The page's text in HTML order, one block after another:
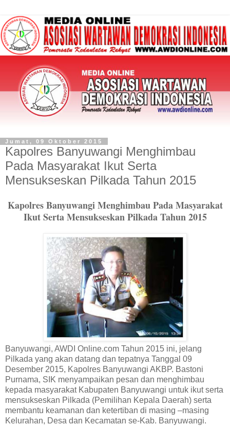
Jumat, 09 Oktober 2015
Kapolres Banyuwangi Menghimbau
Pada Masyarakat Ikut Serta
Mensukseskan Pilkada Tahun 2015
Kapolres Banyuwangi Menghimbau Pada Masyarakat
Ikut Serta Mensukseskan Pilkada Tahun 2015
Banyuwangi, AWDI Online.com Tahun 2015 ini, jelang
Pilkada yang akan datang dan tepatnya Tanggal 09
Desember 2015, Kapolres Banyuwangi AKBP. Bastoni
Purnama, SIK menyampaikan pesan dan menghimbau
kepada masyarakat Kabupaten Banyuwangi untuk ikut serta
mensukseskan Pilkada (Pemilihan Kepala Daerah) serta
membantu keamanan dan ketertiban di masing –masing
Kelurahan, Desa dan Kecamatan se-Kab. Banyuwangi.